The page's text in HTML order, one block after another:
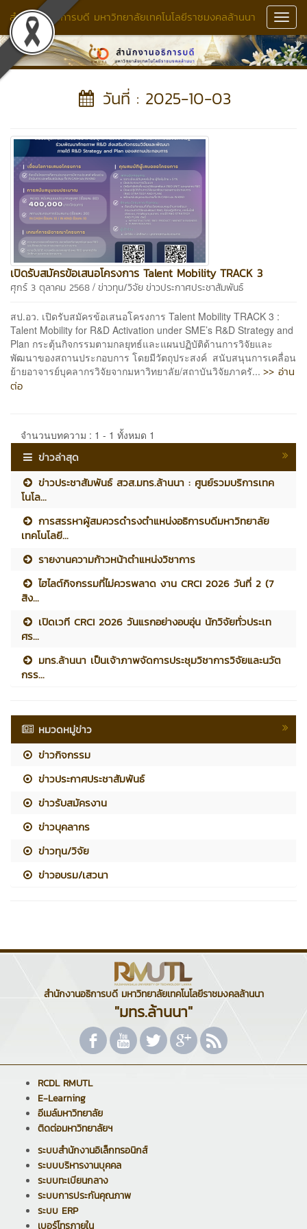
สำนักงานอธิการบดี มหาวิทยาลัยเทคโนโลยีราชมงคลล้านนา
วันที่ : 2025-10-03
เปิดรับสมัครข้อเสนอโครงการ Talent Mobility TRACK 3
ศุกร์ 3 ตุลาคม 2568 / ข่าวทุน/วิจัยข่าวประกาศประชาสัมพันธ์
สป.อว. เปิดรับสมัครข้อเสนอโครงการ Talent Mobility TRACK 3 :
Talent Mobility for R&D Activation under SME’s R&D Strategy and
Plan กระตุ้นกิจกรรมตามกลยุทธ์และแผนปฏิบัติด้านการวิจัยและ
พัฒนาของสถานประกอบการ โดยมีวัตถุประสงค์ สนับสนุนการเคลื่อน
ย้ายอาจารย์บุคลากรวิจัยจากมหาวิทยาลัย/สถาบันวิจัยภาครั... >> อ่าน
ต่อ
จำนวนบทความ : 1 - 1 ทั้งหมด 1
ข่าวล่าสุด
ข่าวประชาสัมพันธ์ สวส.มทร.ล้านนา : ศูนย์รวมบริการเทค
โนโล...
การสรรหาผู้สมควรดำรงตำแหน่งอธิการบดีมหาวิทยาลัย
เทคโนโลยี...
รายงานความก้าวหน้าตำแหน่งวิชาการ
ไฮไลต์กิจกรรมที่ไม่ควรพลาด งาน CRCI 2026 วันที่ 2 (7
สิง...
เปิดเวที CRCI 2026 วันแรกอย่างอบอุ่น นักวิจัยทั่วประเท
ศร...
มทร.ล้านนา เป็นเจ้าภาพจัดการประชุมวิชาการวิจัยและนวัต
กรร...
หมวดหมู่ข่าว
ข่าวกิจกรรม
ข่าวประกาศประชาสัมพันธ์
ข่าวรับสมัครงาน
ข่าวบุคลากร
ข่าวทุน/วิจัย
ข่าวอบรม/เสวนา
สำนักงานอธิการบดี มหาวิทยาลัยเทคโนโลยีราชมงคลล้านนา
"มทร.ล้านนา"
RCDL RMUTL
E-Learning
อีเมล์มหาวิทยาลัย
ติดต่อมหาวิทยาลัยฯ
ระบบสำนักงานอิเล็กทรอนิกส์
ระบบบริหารงานบุคคล
ระบบทะเบียนกลาง
ระบบการประกันคุณภาพ
ระบบ ERP
เบอร์โทรภายใน